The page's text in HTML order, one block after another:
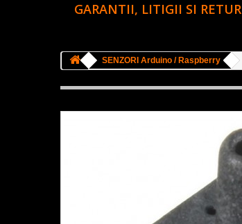
GARANTII, LITIGII SI RETUR
SENZORI Arduino / Raspberry